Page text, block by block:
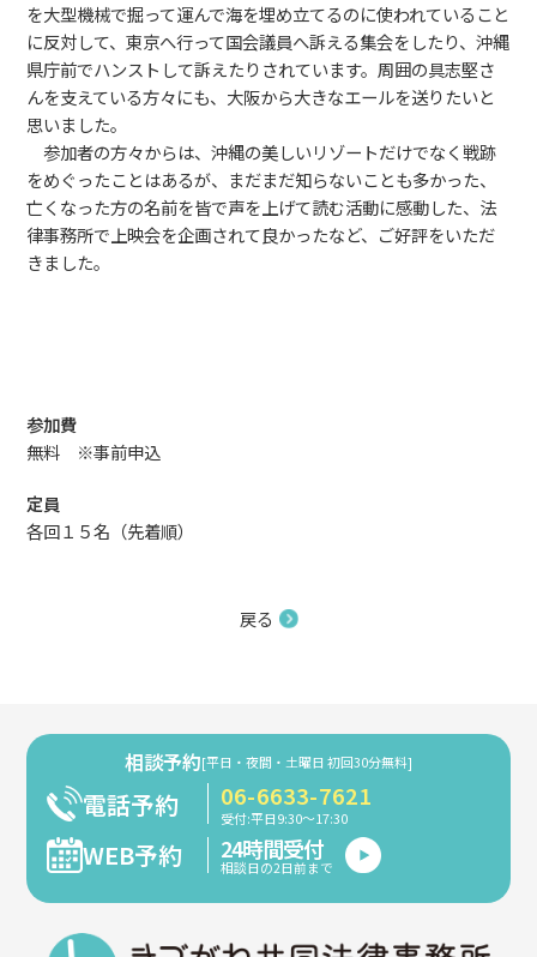
を大型機械で掘って運んで海を埋め立てるのに使われていること
に反対して、東京へ行って国会議員へ訴える集会をしたり、沖縄
県庁前でハンストして訴えたりされています。周囲の具志堅さ
んを支えている方々にも、大阪から大きなエールを送りたいと
思いました。
参加者の方々からは、沖縄の美しいリゾートだけでなく戦跡
をめぐったことはあるが、まだまだ知らないことも多かった、
亡くなった方の名前を皆で声を上げて読む活動に感動した、法
律事務所で上映会を企画されて良かったなど、ご好評をいただ
きました。
参加費
無料 ※事前申込
定員
各回１５名（先着順）
戻る
相談予約[平日・夜間・土曜日 初回30分無料]
電話予約 06-6633-7621
受付:平日9:30～17:30
WEB予約 24時間受付
相談日の2日前まで